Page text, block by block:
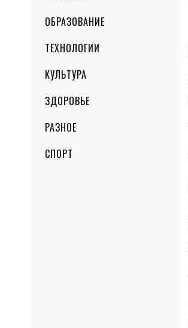
ОБРАЗОВАНИЕ
ТЕХНОЛОГИИ
КУЛЬТУРА
ЗДОРОВЬЕ
РАЗНОЕ
СПОРТ